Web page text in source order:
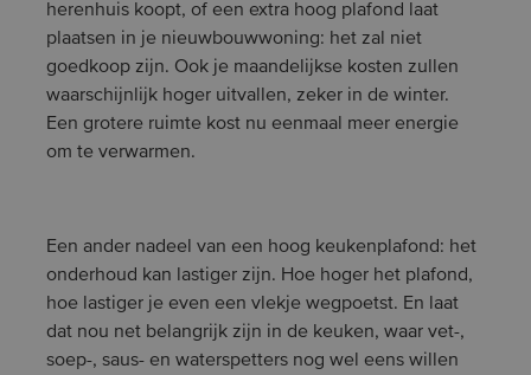
herenhuis koopt, of een extra hoog plafond laat
plaatsen in je nieuwbouwwoning: het zal niet
goedkoop zijn. Ook je maandelijkse kosten zullen
waarschijnlijk hoger uitvallen, zeker in de winter.
Een grotere ruimte kost nu eenmaal meer energie
om te verwarmen.
Een ander nadeel van een hoog keukenplafond: het
onderhoud kan lastiger zijn. Hoe hoger het plafond,
hoe lastiger je even een vlekje wegpoetst. En laat
dat nou net belangrijk zijn in de keuken, waar vet-,
soep-, saus- en waterspetters nog wel eens willen